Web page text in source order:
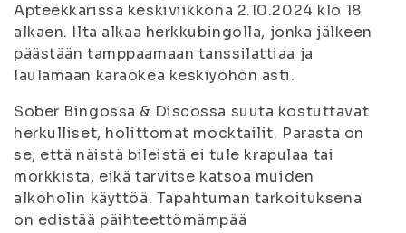
Apteekkarissa keskiviikkona 2.10.2024 klo 18
alkaen. Ilta alkaa herkkubingolla, jonka jälkeen
päästään tamppaamaan tanssilattiaa ja
laulamaan karaokea keskiyöhön asti.
Sober Bingossa & Discossa suuta kostuttavat
herkulliset, holittomat mocktailit. Parasta on
se, että näistä bileistä ei tule krapulaa tai
morkkista, eikä tarvitse katsoa muiden
alkoholin käyttöä. Tapahtuman tarkoituksena
on edistää päihteettömämpää